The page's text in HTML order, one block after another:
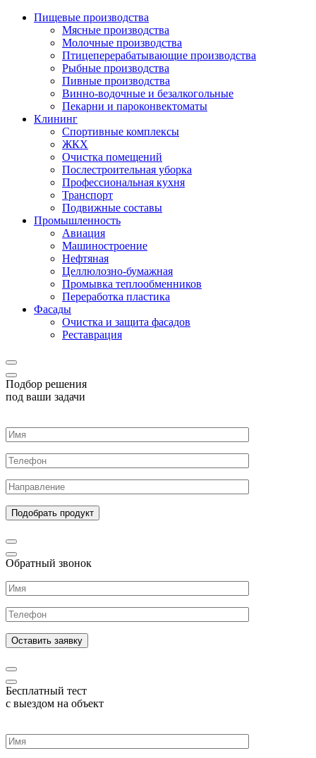
Пищевые производства
Мясные производства
Молочные производства
Птицеперерабатывающие производства
Рыбные производства
Пивные производства
Винно-водочные и безалкогольные
Пекарни и пароконвектоматы
Клининг
Спортивные комплексы
ЖКХ
Очистка помещений
Послестроительная уборка
Профессиональная кухня
Транспорт
Подвижные составы
Промышленность
Авиация
Машиностроение
Нефтяная
Целлюлозно-бумажная
Промывка теплообменников
Переработка пластика
Фасады
Очистка и защита фасадов
Реставрация
Подбор решения
под ваши задачи
Обратный звонок
Бесплатный тест
с выездом на объект